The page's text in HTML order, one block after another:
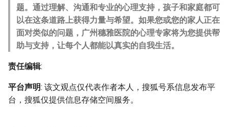
题。通过理解、沟通和专业的心理支持，孩子和家庭都可
以在这条道路上获得力量与希望。如果您或您的家人正在
面对类似的问题，广州穗雅医院的心理专家将为您提供帮
助与支持，让每个人都能以真实的自我生活。
责任编辑:
平台声明: 该文观点仅代表作者本人，搜狐号系信息发布平
台，搜狐仅提供信息存储空间服务。